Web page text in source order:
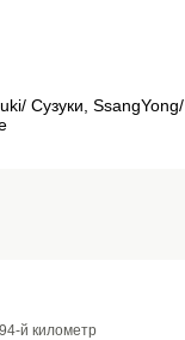
Сузуки,
й километр